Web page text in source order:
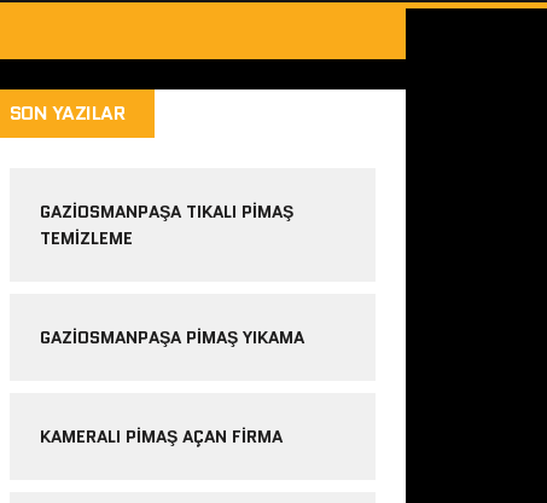
SON YAZILAR
GAZIOSMANPAŞA TIKALI PIMAŞ
TEMIZLEME
GAZIOSMANPAŞA PIMAŞ YIKAMA
KAMERALI PIMAŞ AÇAN FIRMA